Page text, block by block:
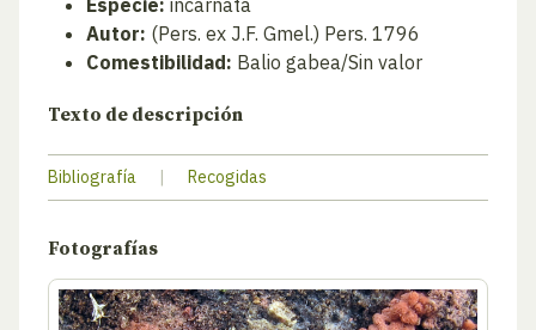
Especie: incarnata
Autor: (Pers. ex J.F. Gmel.) Pers. 1796
Comestibilidad: Balio gabea/Sin valor
Texto de descripción
Bibliografía | Recogidas
Fotografías